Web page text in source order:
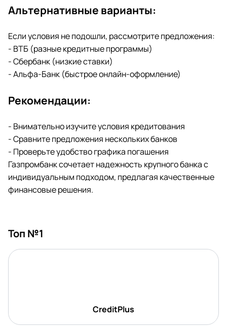
Альтернативные варианты:
Если условия не подошли, рассмотрите предложения:
- ВТБ (разные кредитные программы)
- Сбербанк (низкие ставки)
- Альфа-Банк (быстрое онлайн-оформление)
Рекомендации:
- Внимательно изучите условия кредитования
- Сравните предложения нескольких банков
- Проверьте удобство графика погашения
Газпромбанк сочетает надежность крупного банка с
индивидуальным подходом, предлагая качественные
финансовые решения.
Топ №1
CreditPlus